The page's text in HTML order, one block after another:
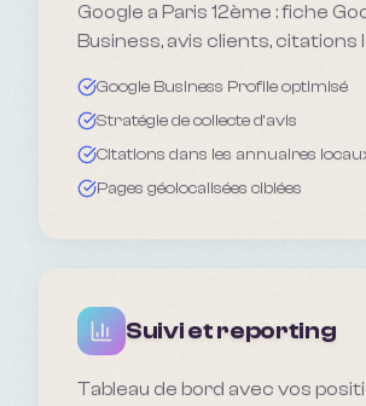
Google a Paris 12ème : fiche
Business, avis clients, citations
Google Business Profile optimisé
Stratégie de collecte d'avis
Citations dans les annuaires
Pages géolocalisées ciblées
Suivi et reporting
Tableau de bord avec vos